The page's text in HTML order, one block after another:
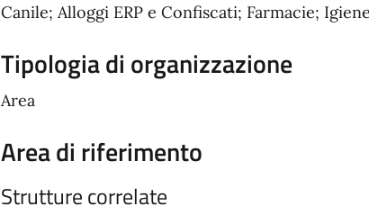
Canile; Alloggi ERP e Confiscati; Farmacie;
Tipologia di organizzazione
Area
Area di riferimento
Strutture correlate